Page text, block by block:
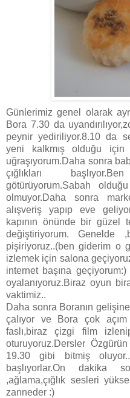
Günlerimiz genel olarak
Bora 7.30 da
peynir yediriliyor.8.10 da
yeni kalkmış olduğu için
uğraşıyorum.Daha sonra
çığlıkları
götürüyorum.Sabah
olmuyor.Daha sonra
alışveriş yapıp eve
kapının önünde bir güzel
değiştiriyorum. Genelde
pişiriyoruz..(ben giderim o
izlemek için salona
internet başına
oyalanıyoruz.Biraz oyun
vaktimiz..
Daha sonra Boranın gelişine
çalıyor ve Bora çok
faslı,biraz çizgi film
oturuyoruz.Dersler
19.30 gibi bitmiş
başlıyorlar.On dakika
,ağlama,çığlık sesleri
zanneder :)